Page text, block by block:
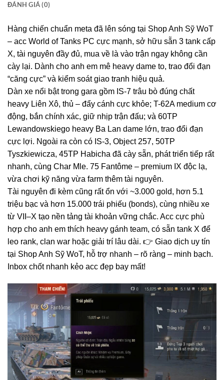
ĐÁNH GIÁ (0)
Hàng chiến chuẩn meta đã lên sóng tại Shop Anh Sỹ WoT
– acc World of Tanks PC cực mạnh, sở hữu sẵn 3 tank cấp
X, tài nguyên đầy đủ, mua về là vào trận ngay không cần
cày lại. Dành cho anh em mê heavy dame to, trao đổi đạn
“căng cực” và kiểm soát giao tranh hiệu quả.
Dàn xe nổi bật trong gara gồm IS-7 trâu bò đúng chất
heavy Liên Xô, thủ – đẩy cánh cực khỏe; T-62A medium cơ
động, bắn chính xác, giữ nhịp trận đấu; và 60TP
Lewandowskiego heavy Ba Lan dame lớn, trao đổi đạn
cực lợi. Ngoài ra còn có IS-3, Object 257, 50TP
Tyszkiewicza, 45TP Habicha đã cày sẵn, phát triển tiếp rất
nhanh, cùng Char Mle. 75 Fantôme – premium IX độc lạ,
vừa chơi kỹ năng vừa farm thêm tài nguyên.
Tài nguyên đi kèm cũng rất ổn với ~3.000 gold, hơn 5.1
triệu bạc và hơn 15.000 trái phiếu (bonds), cùng nhiều xe
từ VII–X tạo nền tảng tài khoản vững chắc. Acc cực phù
hợp cho anh em thích heavy gánh team, có sẵn tank X để
leo rank, clan war hoặc giải trí lâu dài. 👉 Giao dịch uy tín
tại Shop Anh Sỹ WoT, hỗ trợ nhanh – rõ ràng – minh bạch.
Inbox chốt nhanh kẻo acc đẹp bay mất!